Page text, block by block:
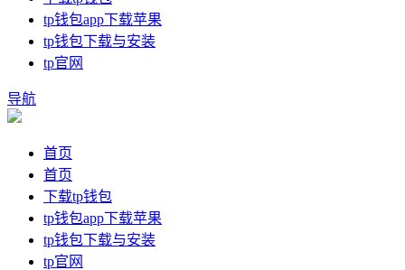
tp钱包app下载苹果
tp钱包下载与安装
tp官网
导航
首页
首页
下载tp钱包
tp钱包app下载苹果
tp钱包下载与安装
tp官网